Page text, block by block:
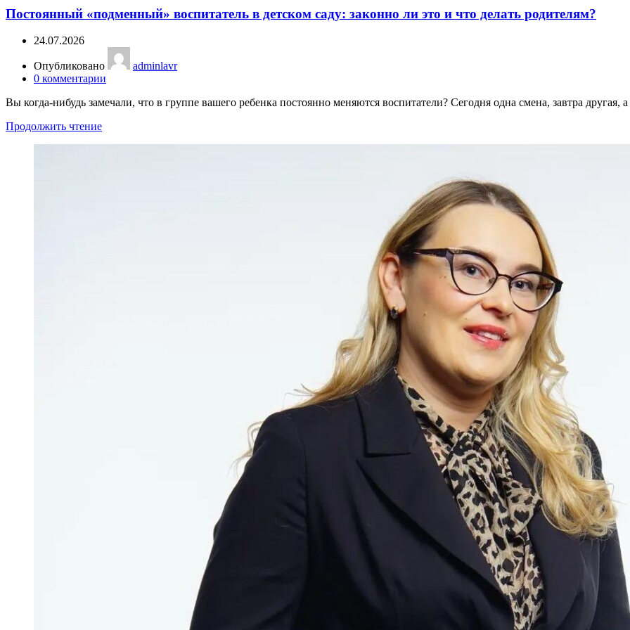
Постоянный «подменный» воспитатель в детском саду: законно ли это и что делать родителям?
24.07.2026
Опубликовано
adminlavr
0 комментарии
Вы когда-нибудь замечали, что в группе вашего ребенка постоянно меняются воспитатели? Сегодня одна смена, завтра другая,
Продолжить чтение